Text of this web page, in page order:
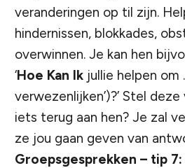
veranderingen op til zijn.
hindernissen, blokkades,
overwinnen. Je kan hen
‘Hoe Kan Ik jullie helpen om
verwezenlijken’)?’ Stel
iets terug aan hen? Je zal
ze jou gaan geven van
Groepsgesprekken – tip